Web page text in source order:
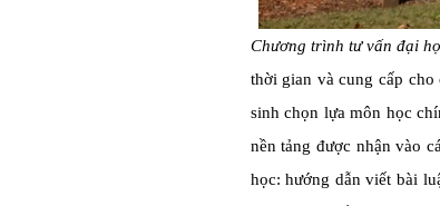
Chương trình tư vấn đại
thời gian và cung cấp
sinh chọn lựa môn học
nền tảng được nhận vào
học: hướng dẫn viết bài